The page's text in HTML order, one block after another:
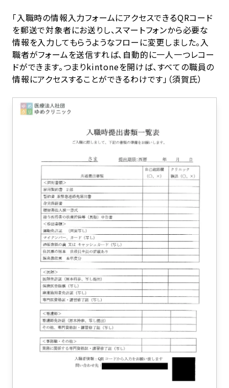
「入職時の情報入力フォームにアクセスできるQRコード
を郵送で対象者にお送りし、スマートフォンから必要な
情報を入力してもらうようなフローに変更しました。入
職者がフォームを送信すれば、自動的に一人一つレコー
ドができます。つまりkintoneを開けば、すべての職員の
情報にアクセスすることができるわけです」（須賀氏）